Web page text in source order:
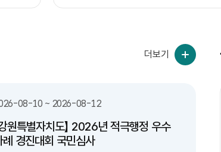
-
축하여
할 수
무점터널 인근 1톤 트럭에서 던진 담배꽁초
제공 실화자 검거는 상대적으로 낮음(사각지
방지망, 코아네트, 콘크리트, 견치석 등으로 마
리 2. 제안내용 가. 임야와 연접한 도로 건설
및 개설, 정비 등 시행시 도로변으로 부터
터 한지형식물 식재 법제화 * 자생력이 강
08-10 ~ 2026-08-12
강원특별자치도】 2026년 적극행정 우수
례 경진대회 국민심사
더보기
화
수
목
금
토
일
월